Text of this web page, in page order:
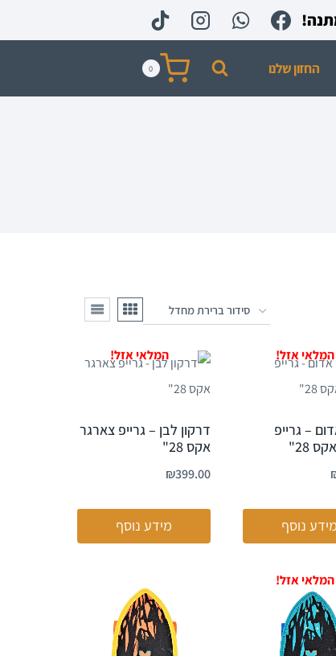
החזון שלנו 0
– גרייפ
28"
מידע נוסף
דרקון לבן – גרייפ צארגר
אקס 28"
₪399.00
מידע נוסף